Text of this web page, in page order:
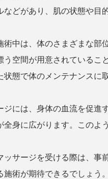
などがあり、肌の状態や目
術中は、体のさまざまな部
う空間が用意されているこ
態で体のメンテナンスに
ジには、身体の血流を促
全身に広がります。このよ
ッサージを受ける際は、事
施術が期待できるでしょ